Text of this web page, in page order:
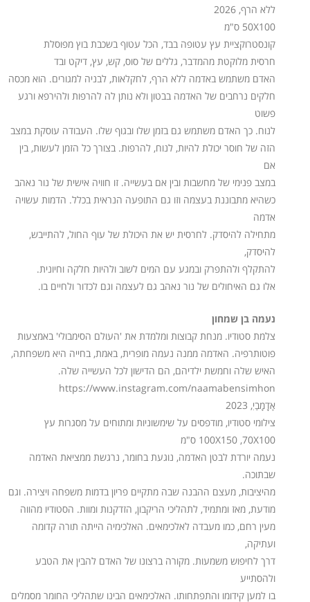
ללא הרף, 2026
50X100 ס"מ
קונסטרוקציית עץ עטופה בבד, הכל עטוף בשכבת בוץ מפוסלת
חרסית מלוקטת מהמדבר, גללים של סוס, קש, עץ, דיקט ובד
האדם משתמש באדמה ללא הרף, לחקלאות, לבניה למגורים. הוא מכסה
חלקים נרחבים של האדמה בבטון ולא נותן לה להרפות ולהירפא ורגע
פשוט
לנוח. כך האדם משתמש גם בזמן שלו ובגוף שלו. העבודה עוסקת במצב
הזה של חוסר יכולת להיות, לנוח, להרפות. בצורך כל הזמן לעשות, בין
אם
במצב פנימי של מחשבות ובין אם בעשייה. זו חוויה אישית של נור נאהב
כשהיא מתבוננת בעצמה וזו גם התופעה הנראית בכלל. הדמות עשויה
אדמה
מתחילה להיסדק. לחרסית יש את היכולת של עוף החול, להתייבש,
להיסדק,
להתקלף ולהתפרק ובמגע עם המים לשוב ולהיות חלקה וחיונית.
אלו גם האיחולים של נור נאהב גם לעצמה וגם לכדור ולחיים בו.
נעמה בן שמחון
צלמת סטודיו. מנחת קבוצות ומלמדת את 'העולם הסימבולי' באמצעות
פוטותרפיה. האדמה ממנה נעמה מופרית, באמת, בחייה היא משפחתה,
האיש שלה וחמשת ילדיהם, הם הדישון לכל העשייה שלה.
https://www.instagram.com/naamabensimhon
אָדָָמַָבִַיִ, 2023
צילומי סטודיו, מודפסים על שימשוניות ומתוחים על מסגרות עץ
100X150 ,70X100 ס"מ
נעמה יורדת לבטן האדמה, נוגעת בחומר, נרגשת ממציאת האדמה
שבתוכה.
מהיציבות, מעצם ההבנה שבה מתקיים פריון בדמות משפחה ויצירה. וגם
מודעת, מאז ומתמיד, לתהליכי הריקבון, הזדקנות ומוות. הסטודיו מהווה
מעין רחם, כמו מעבדה לאלכימאים. האלכימיה הייתה תורה קדומה
ועתיקה,
דרך לחיפוש משמעות. מקורה ברצונו של האדם להבין את הטבע
ולהסתייע
בו למען קידומו והתפתחותו. האלכימאים הבינו שתהליכי החומר מסמלים